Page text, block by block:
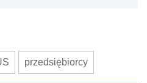
przedsiębiorcy